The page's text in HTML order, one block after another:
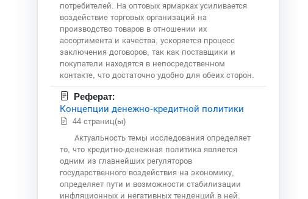
потребителей. На оптовых ярмарках усиливается
воздействие торговых организаций на
производство товаров в отношении их
ассортимента и качества, ускоряется процесс
заключения договоров, так как поставщики и
покупатели находятся в непосредственном
контакте, что достаточно удобно для обеих сторон.
Реферат:
Концепции денежно-кредитной политики
44 страниц(ы)
Актуальность темы исследования определяет
то, что кредитно-денежная политика является
одним из главнейших регуляторов
государственного воздействия на экономику,
определяет пути и возможности стабилизации
инфляционных и негативных тенденций в ней.